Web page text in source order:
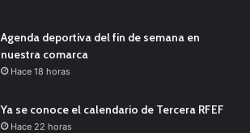
Agenda deportiva del fin de semana en
nuestra comarca
Hace 18 horas
Ya se conoce el calendario de Tercera RFEF
Hace 22 horas